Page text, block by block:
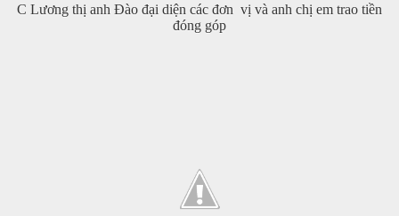
C Lương thị anh Đào đại diện các đơn vị và anh chị em trao tiền
đóng góp